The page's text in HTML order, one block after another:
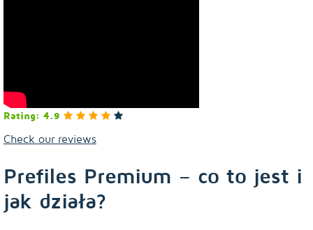
Rating: 4.9
Check our reviews
Prefiles Premium – co to jest i
jak działa?